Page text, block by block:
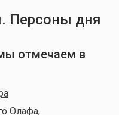
Персоны дня
отмечаем в
Олафа,